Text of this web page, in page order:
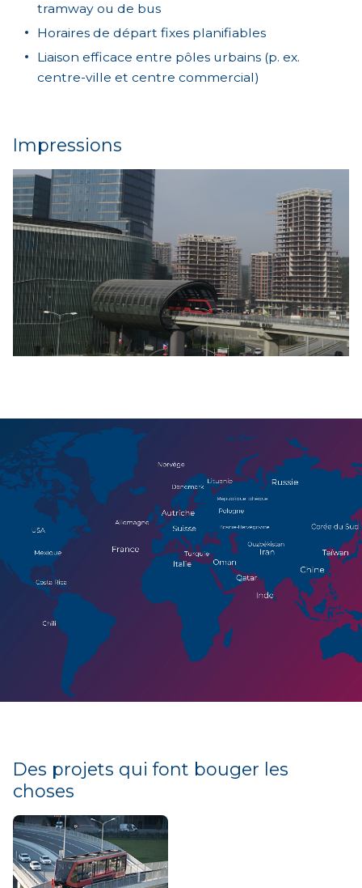
tramway ou de bus
Horaires de départ fixes planifiables
Liaison efficace entre pôles urbains (p. ex.
centre-ville et centre commercial)
Impressions
Des projets qui font bouger les
choses